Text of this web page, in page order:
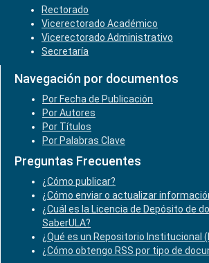
Rectorado
Vicerectorado Académico
Vicerectorado Administrativo
Secretaría
Navegación por documentos
Por Fecha de Publicación
Por Autores
Por Títulos
Por Palabras Clave
Preguntas Frecuentes
¿Cómo publicar?
¿Cómo enviar o actualizar
¿Cuál es la Licencia de Depósito de
SaberULA?
¿Qué es un Repositorio Institucional
¿Cómo obtengo RSS por tipo de